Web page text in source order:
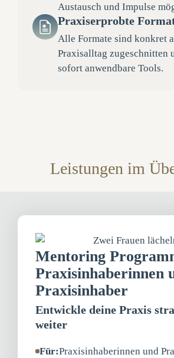
Austausch und Impulse
Praxiserprobte
Alle Formate sind konkret
Praxisalltag zugeschnitten
sofort anwendbare Tools.
Leistungen im
Mentoring
Praxisinhaberinnen
Praxisinhaber
Entwickle deine Praxis
weiter
Für:Praxisinhaberinnen und